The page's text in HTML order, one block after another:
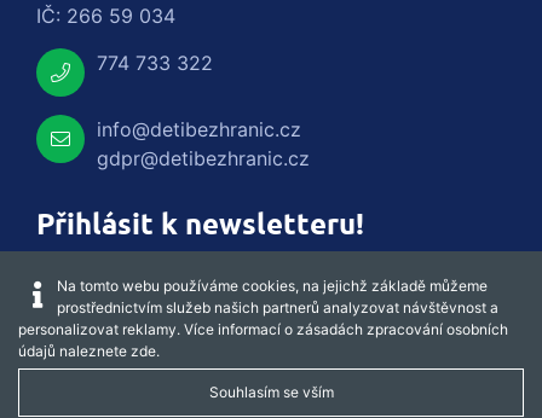
IČ: 266 59 034
774 733 322
info@detibezhranic.cz
gdpr@detibezhranic.cz
Přihlásit k newsletteru!
Na tomto webu používáme cookies, na jejichž základě můžeme
prostřednictvím služeb našich partnerů analyzovat návštěvnost a
personalizovat reklamy. Více informací o zásadách zpracování osobních
údajů naleznete zde.
Souhlasím se vším